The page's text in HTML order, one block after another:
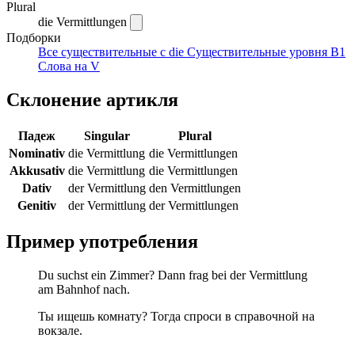
Plural
die Vermittlungen
Подборки
Все существительные с die Существительные уровня B1
Слова на V
Склонение артикля
Падеж Singular
Plural
Nominativ die Vermittlung die Vermittlungen
Akkusativ die Vermittlung die Vermittlungen
Dativ
der Vermittlung den Vermittlungen
Genitiv
der Vermittlung der Vermittlungen
Пример употребления
Du suchst ein Zimmer? Dann frag bei der Vermittlung
am Bahnhof nach.
Ты ищешь комнату? Тогда спроси в справочной на
вокзале.